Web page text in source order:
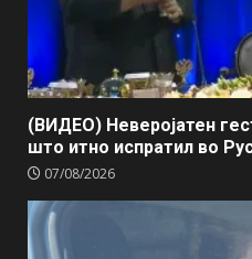
(ВИДЕО) Неверојатен
што итно испратил во
07/08/2026